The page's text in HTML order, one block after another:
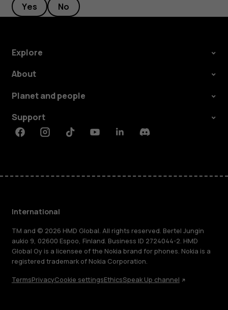
Yes No
Explore
About
Planet and people
Support
FacebookInstagramTiktokYoutubeLinkedinDiscord
International
TM and © 2026 HMD Global. All rights reserved. Bertel Jungin
aukio 9, 02600 Espoo, Finland. Business ID 2724044-2. HMD
Global Oy is a licensee of the Nokia brand for phones. Nokia is a
registered trademark of Nokia Corporation.
TermsPrivacyCookie settingsEthicsSpeak Up channel